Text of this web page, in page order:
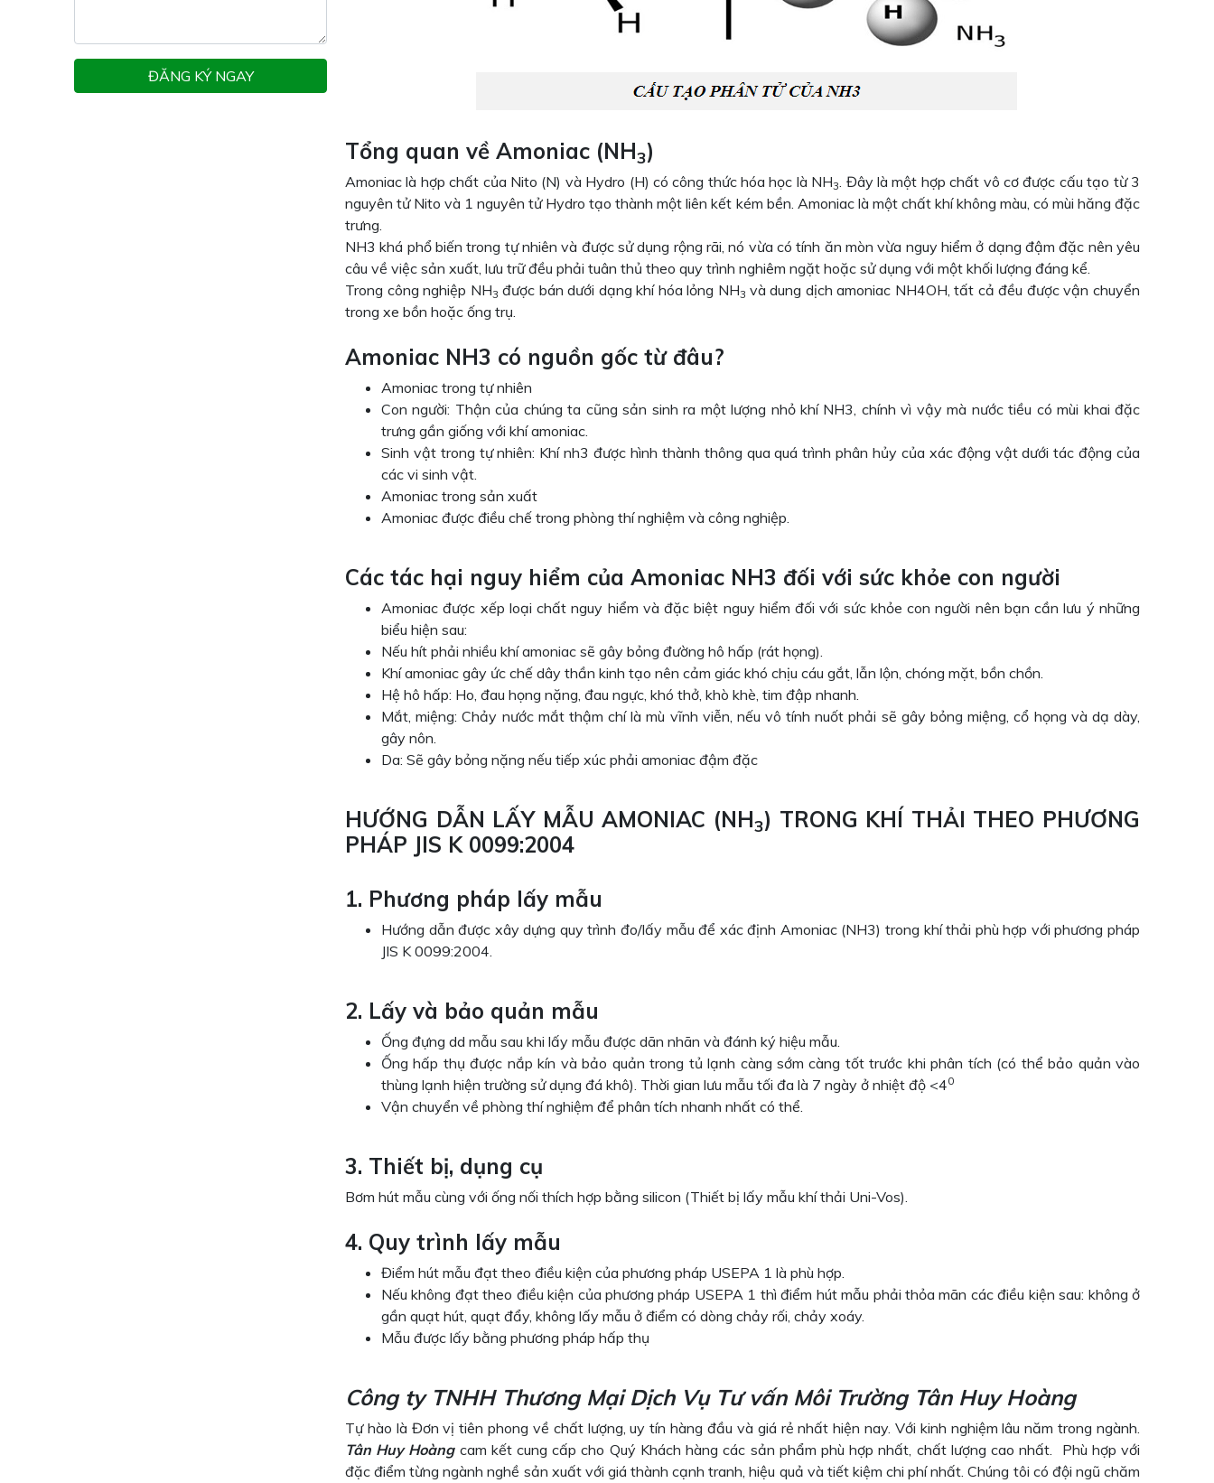
Tổng quan về Amoniac (NH3)
Amoniac là hợp chất của Nito (N) và Hydro (H) có công thức hóa học là NH3. Đây là một hợp chất vô cơ được cấu tạo từ 3
nguyên tử Nito và 1 nguyên tử Hydro tạo thành một liên kết kém bền. Amoniac là một chất khí không màu, có mùi hăng đặc
trưng.
NH3 khá phổ biến trong tự nhiên và được sử dụng rộng rãi, nó vừa có tính ăn mòn vừa nguy hiểm ở dạng đậm đặc nên yêu
câu về việc sản xuất, lưu trữ đều phải tuân thủ theo quy trình nghiêm ngặt hoặc sử dụng với một khối lượng đáng kể.
Trong công nghiệp NH3 được bán dưới dạng khí hóa lỏng NH3 và dung dịch amoniac NH4OH, tất cả đều được vận chuyển
trong xe bồn hoặc ống trụ.
Amoniac NH3 có nguồn gốc từ đâu?
Amoniac trong tự nhiên
Con người: Thận của chúng ta cũng sản sinh ra một lượng nhỏ khí NH3, chính vì vậy mà nước tiều có mùi khai đặc
trưng gần giống với khí amoniac.
Sinh vật trong tự nhiên: Khí nh3 được hình thành thông qua quá trình phân hủy của xác động vật dưới tác động của
các vi sinh vật.
Amoniac trong sản xuất
Amoniac được điều chế trong phòng thí nghiệm và công nghiệp.
Các tác hại nguy hiểm của Amoniac NH3 đối với sức khỏe con người
Amoniac được xếp loại chất nguy hiểm và đặc biệt nguy hiểm đối với sức khỏe con người nên bạn cần lưu ý những
biểu hiện sau:
Nếu hít phải nhiều khí amoniac sẽ gây bỏng đường hô hấp (rát họng).
Khí amoniac gây ức chế dây thần kinh tạo nên cảm giác khó chịu cáu gắt, lẫn lộn, chóng mặt, bồn chồn.
Hệ hô hấp: Ho, đau họng nặng, đau ngực, khó thở, khò khè, tim đập nhanh.
Mắt, miệng: Chảy nước mắt thậm chí là mù vĩnh viễn, nếu vô tính nuốt phải sẽ gây bỏng miệng, cổ họng và dạ dày,
gây nôn.
Da: Sẽ gây bỏng nặng nếu tiếp xúc phải amoniac đậm đặc
HƯỚNG DẪN LẤY MẪU AMONIAC (NH3) TRONG KHÍ THẢI THEO PHƯƠNG
PHÁP JIS K 0099:2004
1. Phương pháp lấy mẫu
Hướng dẫn được xây dựng quy trình đo/lấy mẫu để xác định Amoniac (NH3) trong khí thải phù hợp với phương pháp
JIS K 0099:2004.
2. Lấy và bảo quản mẫu
Ống đựng dd mẫu sau khi lấy mẫu được dãn nhãn và đánh ký hiệu mẫu.
Ống hấp thụ được nắp kín và bảo quản trong tủ lạnh càng sớm càng tốt trước khi phân tích (có thể bảo quản vào
thùng lạnh hiện trường sử dụng đá khô). Thời gian lưu mẫu tối đa là 7 ngày ở nhiệt độ <40
Vận chuyển về phòng thí nghiệm để phân tích nhanh nhất có thể.
3. Thiết bị, dụng cụ
Bơm hút mẫu cùng với ống nối thích hợp bằng silicon (Thiết bị lấy mẫu khí thải Uni-Vos).
4. Quy trình lấy mẫu
Điểm hút mẫu đạt theo điều kiện của phương pháp USEPA 1 là phù hợp.
Nếu không đạt theo điều kiện của phương pháp USEPA 1 thì điểm hút mẫu phải thỏa mãn các điều kiện sau: không ở
gần quạt hút, quạt đẩy, không lấy mẫu ở điểm có dòng chảy rối, chảy xoáy.
Mẫu được lấy bằng phương pháp hấp thụ
Công ty TNHH Thương Mại Dịch Vụ Tư vấn Môi Trường Tân Huy Hoàng
Tự hào là Đơn vị tiên phong về chất lượng, uy tín hàng đầu và giá rẻ nhất hiện nay. Với kinh nghiệm lâu năm trong ngành.
Tân Huy Hoàngcam kết cung cấp cho Quý Khách hàng các sản phẩm phù hợp nhất, chất lượng cao nhất. Phù hợp với
đặc điểm từng ngành nghề sản xuất với giá thành cạnh tranh, hiệu quả và tiết kiệm chi phí nhất. Chúng tôi có đội ngũ chăm
ĐĂNG KÝ NGAY